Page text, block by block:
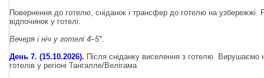
Повернення до готелю, сніданок і трансфер до готелю на узбережжі.
відпочинок у готелі.
Вечеря і ніч у готелі 4–5*.
День 7. (15.10.2026). Після сніданку виселення з готелю. Вирушаємо
готелів у регіоні Тангалле/Велігама